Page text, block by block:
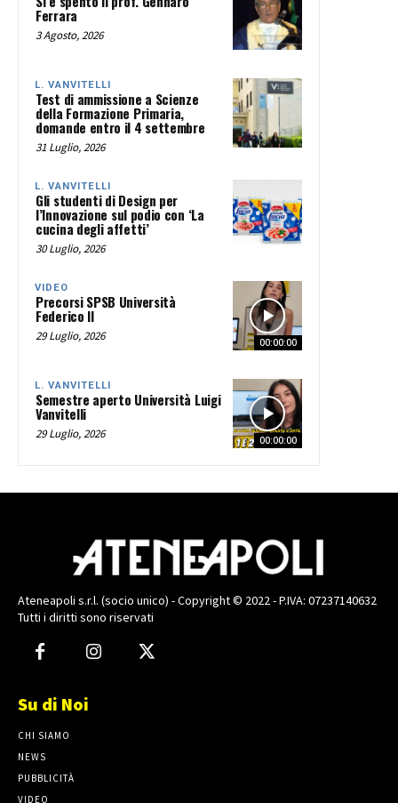
Ferrara
3 Agosto, 2026
L. VANVITELLI
Test di ammissione a Scienze
della Formazione Primaria,
domande entro il 4 settembre
31 Luglio, 2026
L. VANVITELLI
Gli studenti di Design per
l’Innovazione sul podio con ‘La
cucina degli affetti’
30 Luglio, 2026
00:00:00
VIDEO
Precorsi SPSB Università
Federico II
29 Luglio, 2026
00:00:00
L. VANVITELLI
Semestre aperto Università Luigi
Vanvitelli
29 Luglio, 2026
Ateneapoli s.r.l. (socio unico) - Copyright © 2022 - P.IVA: 07237140632
Tutti i diritti sono riservati
Su di Noi
CHI SIAMO
NEWS
PUBBLICITÀ
VIDEO